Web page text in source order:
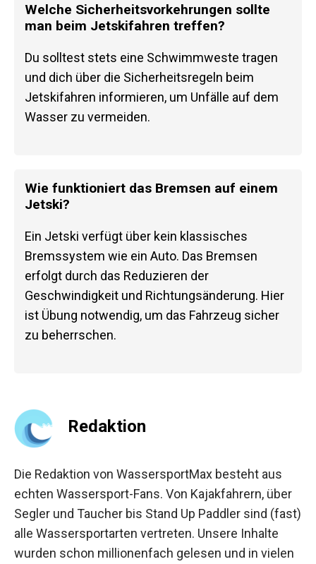
Welche Sicherheitsvorkehrungen sollte
man beim Jetskifahren treffen?
Du solltest stets eine Schwimmweste tragen
und dich über die Sicherheitsregeln beim
Jetskifahren informieren, um Unfälle auf dem
Wasser zu vermeiden.
Wie funktioniert das Bremsen auf einem
Jetski?
Ein Jetski verfügt über kein klassisches
Bremssystem wie ein Auto. Das Bremsen
erfolgt durch das Reduzieren der
Geschwindigkeit und Richtungsänderung. Hier
ist Übung notwendig, um das Fahrzeug sicher
zu beherrschen.
Redaktion
Die Redaktion von WassersportMax besteht aus
echten Wassersport-Fans. Von Kajakfahrern, über
Segler und Taucher bis Stand Up Paddler sind (fast)
alle Wassersportarten vertreten. Unsere Inhalte
wurden schon millionenfach gelesen und in vielen